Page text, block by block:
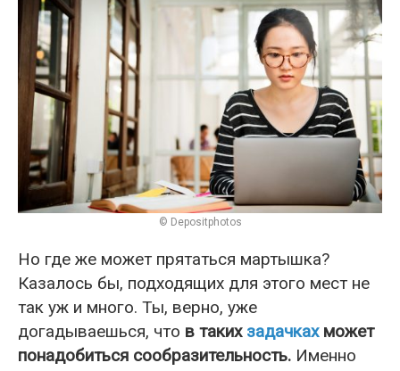
© Depositphotos
Но где же может прятаться мартышка?
Казалось бы, подходящих для этого мест не
так уж и много. Ты, верно, уже
догадываешься, что в таких задачкахможет
понадобиться сообразительность. Именно